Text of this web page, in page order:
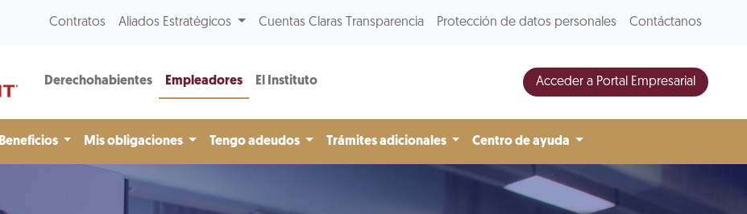
Contratos Aliados Estratégicos Cuentas Claras Transparencia Protección de datos personales Contáctanos
Derechohabientes Empleadores El Instituto Acceder a Portal Empresarial
Beneficios Mis obligaciones Tengo adeudos Trámites adicionales Centro de ayuda